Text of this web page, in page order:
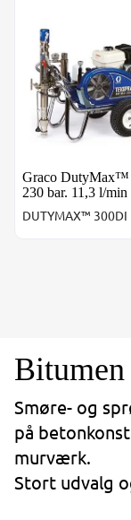
Graco DutyMax™
230 bar. 11,3 l/min
DUTYMAX™ 300DI
Bitumen
Smøre- og
på
murværk.
Stort udvalg